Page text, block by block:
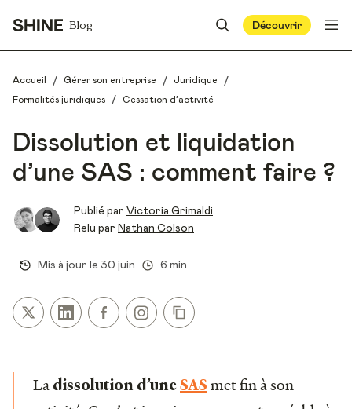
Blog Découvrir
Accueil / Gérer son entreprise / Juridique /
Formalités juridiques / Cessation d’activité
Dissolution et liquidation
d’une SAS : comment faire ?
Publié par Victoria Grimaldi
Relu par Nathan Colson
Mis à jour le 30 juin 6 min
La dissolution d’uneSAS met fin à son